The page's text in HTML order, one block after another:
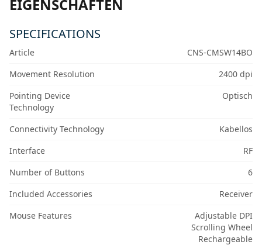
EIGENSCHAFTEN
SPECIFICATIONS
Article
CNS-CMSW14BO
Movement Resolution
2400 dpi
Pointing Device
Technology
Optisch
Connectivity Technology
Kabellos
Interface
RF
Number of Buttons
6
Included Accessories
Receiver
Mouse Features
Adjustable DPI
Scrolling Wheel
Rechargeable